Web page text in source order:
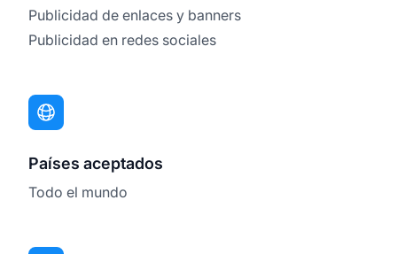
Publicidad de enlaces y banners
Publicidad en redes sociales
Países aceptados
Todo el mundo